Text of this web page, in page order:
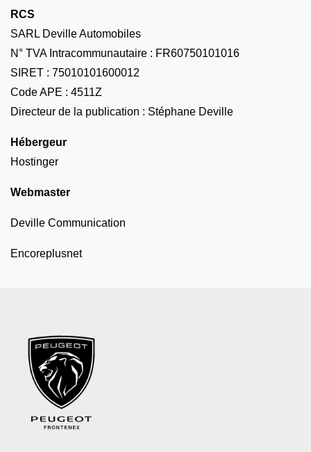
RCS
SARL Deville Automobiles
N° TVA Intracommunautaire : FR60750101016
SIRET : 75010101600012
Code APE : 4511Z
Directeur de la publication : Stéphane Deville
Hébergeur
Hostinger
Webmaster
Deville Communication
Encoreplusnet